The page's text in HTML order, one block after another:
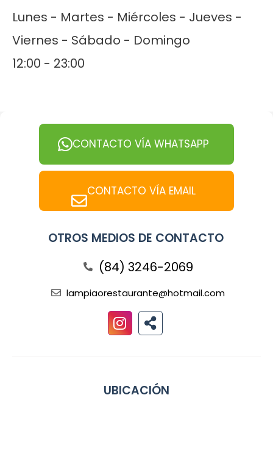
Lunes - Martes - Miércoles - Jueves -
Viernes - Sábado - Domingo
12:00 - 23:00
CONTACTO VÍA WHATSAPP
CONTACTO VÍA EMAIL
OTROS MEDIOS DE CONTACTO
(84) 3246-2069
lampiaorestaurante@hotmail.com
UBICACIÓN